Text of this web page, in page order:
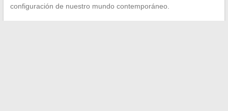
configuración de nuestro mundo contemporáneo.